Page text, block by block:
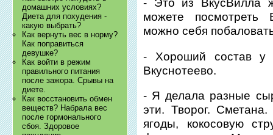
домашних условиях?
Диета для похудения -
какую выбрать?
Как вернуть вес в норму?
Как поправиться
девушке?
Как войти в режим
правильного питания
после зажора. Срывы на
диете.
Как восстановить обмен
веществ? Набрала вес
после гормонального
сбоя. Здоровое
- Это из ВкусВилла
можете посмотреть
можно себя
- Хороший состав у
Вкуснотеево.
- Я делала разные
эти. Творог.
ягоды, кокосовую